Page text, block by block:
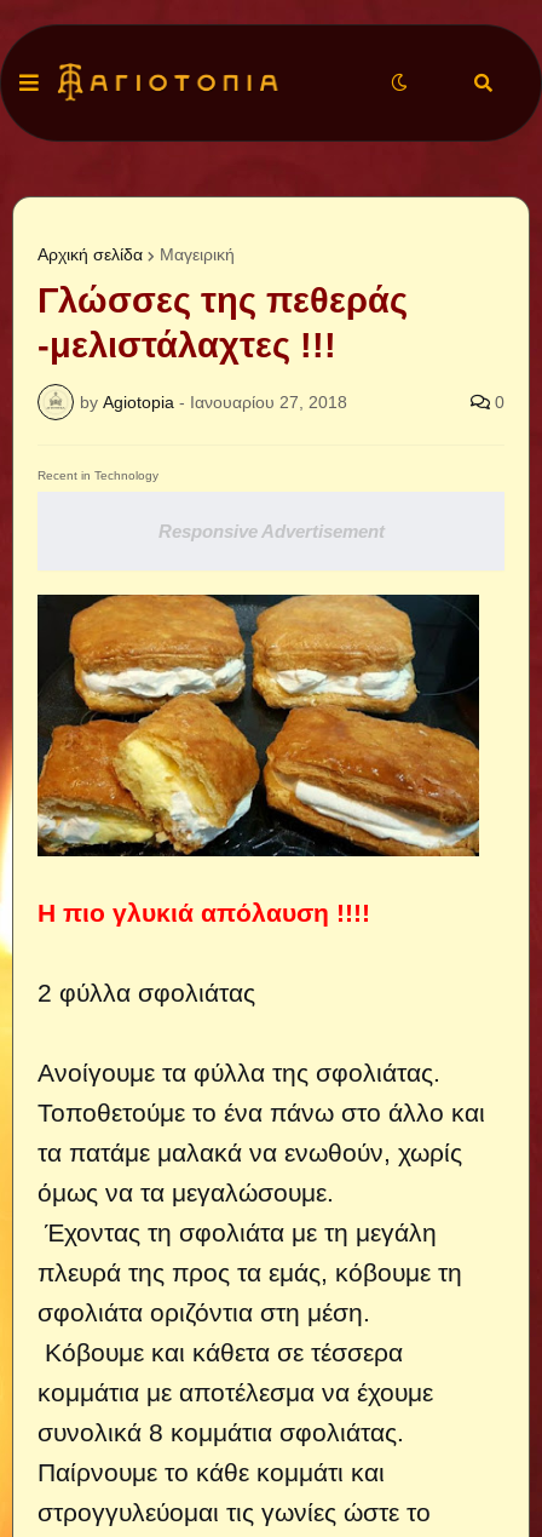
Αρχική σελίδα Μαγειρική
Γλώσσες της πεθεράς
-μελιστάλαχτες !!!
by Agiotopia - Ιανουαρίου 27, 2018 0
Recent in Technology
Responsive Advertisement
Η πιο γλυκιά απόλαυση !!!!
2 φύλλα σφολιάτας
Ανοίγουμε τα φύλλα της σφολιάτας.
Τοποθετούμε το ένα πάνω στο άλλο και
τα πατάμε μαλακά να ενωθούν, χωρίς
όμως να τα μεγαλώσουμε.
Έχοντας τη σφολιάτα με τη μεγάλη
πλευρά της προς τα εμάς, κόβουμε τη
σφολιάτα οριζόντια στη μέση.
Κόβουμε και κάθετα σε τέσσερα
κομμάτια με αποτέλεσμα να έχουμε
συνολικά 8 κομμάτια σφολιάτας.
Παίρνουμε το κάθε κομμάτι και
στρογγυλεύομαι τις γωνίες ώστε το